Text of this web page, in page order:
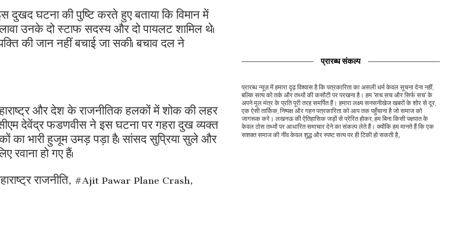
घटना की पुष्टि करते हुए बताया कि विमान में
उनके दो स्टाफ सदस्य और दो पायलट शामिल थे।
की जान नहीं बचाई जा सकी। बचाव दल ने
और देश के राजनीतिक हलकों में शोक की लहर
देवेंद्र फडणवीस ने इस घटना पर गहरा दुख व्यक्त
का भारी हुजूम उमड़ पड़ा है। सांसद सुप्रिया सुले और
रवाना हो गए हैं।
राजनीति, #Ajit Pawar Plane Crash,
प्रारब्ध संकल्प
प्रारब्ध न्यूज़ में हमारा दृढ़ विश्वास है कि पत्रकारिता का असली धर्म केवल सूचना देना नहीं,
बल्कि सत्य को तर्क और तथ्यों की कसौटी पर परखना है। हम 'सच सच और सिर्फ सच' के
अपने मूल मंत्र के प्रति पूरी तरह समर्पित हैं। हमारा लक्ष्य सनसनीखेज खबरों के शोर से दूर,
एक ऐसी तार्किक, निष्पक्ष और गहन पत्रकारिता को आप तक पहुँचाना है जो समाज को
जागरूक करे। लखनऊ की ऐतिहासिक जड़ों से प्रेरित होकर, हम बिना किसी पक्षपात के
केवल ठोस तथ्यों पर आधारित समाचार देने का संकल्प लेते हैं। क्योंकि हम मानते हैं कि एक
सशक्त समाज की नींव केवल शुद्ध और स्पष्ट सत्य पर ही टिकी हो सकती है。